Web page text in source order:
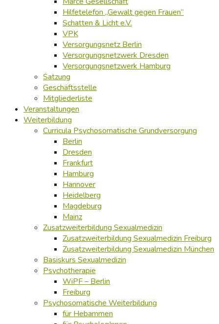
Hilfetelefon „Gewalt gegen Frauen“
Schatten & Licht e.V.
VPK
Versorgungsnetz Berlin
Versorgungsnetzwerk Dresden
Versorgungsnetzwerk Hamburg
Satzung
Geschäftsstelle
Mitgliederliste
Veranstaltungen
Weiterbildung
Curricula Psychosomatische Grundversorgung
Berlin
Dresden
Frankfurt
Hamburg
Hannover
Heidelberg
Magdeburg
Mainz
Zusatzweiterbildung Sexualmedizin
Zusatzweiterbildung Sexualmedizin Freiburg
Zusatzweiterbildung Sexualmedizin München
Basiskurs Sexualmedizin
Psychotherapie
WiPF – Berlin
Freiburg
Psychosomatische Weiterbildung
für Hebammen